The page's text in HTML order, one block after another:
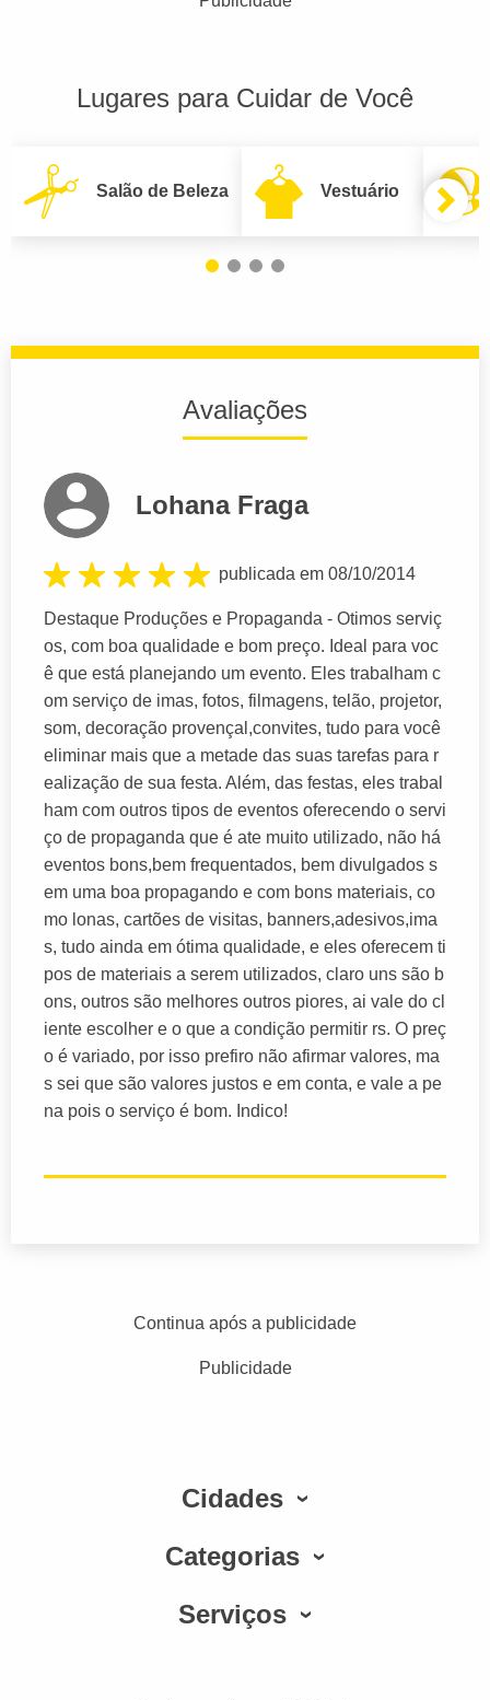
Lugares para Cuidar de Você
Salão de Beleza Vestuário
Avaliações
Lohana Fraga
publicada em 08/10/2014
Destaque Produções e Propaganda - Otimos serviç
os, com boa qualidade e bom preço. Ideal para voc
ê que está planejando um evento. Eles trabalham c
om serviço de imas, fotos, filmagens, telão, projetor,
som, decoração provençal,convites, tudo para você
eliminar mais que a metade das suas tarefas para r
ealização de sua festa. Além, das festas, eles trabal
ham com outros tipos de eventos oferecendo o servi
ço de propaganda que é ate muito utilizado, não há
eventos bons,bem frequentados, bem divulgados s
em uma boa propagando e com bons materiais, co
mo lonas, cartões de visitas, banners,adesivos,ima
s, tudo ainda em ótima qualidade, e eles oferecem ti
pos de materiais a serem utilizados, claro uns são b
ons, outros são melhores outros piores, ai vale do cl
iente escolher e o que a condição permitir rs. O preç
o é variado, por isso prefiro não afirmar valores, ma
s sei que são valores justos e em conta, e vale a pe
na pois o serviço é bom. Indico!
Continua após a publicidade
Publicidade
Cidades
Categorias
Serviços